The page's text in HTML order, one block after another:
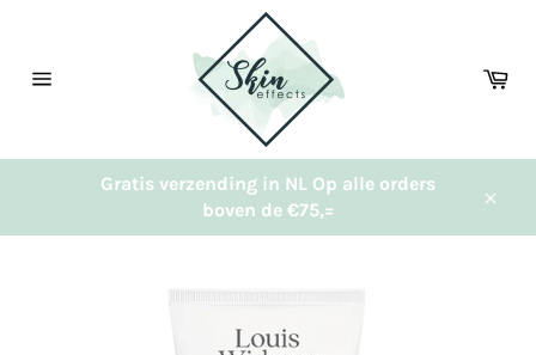
content
Gratis verzending in NL Op alle orders
boven de €75,=